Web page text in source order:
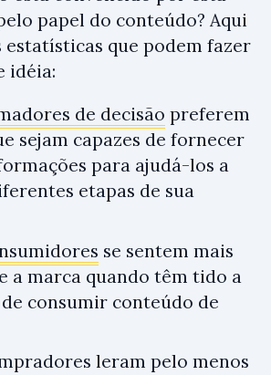
papel do conteúdo? Aqui
estatísticas que podem fazer
idéia:
de decisão preferem
sejam capazes de fornecer
para ajudá-los a
etapas de sua
se sentem mais
a marca quando têm tido a
consumir conteúdo de
leram pelo menos